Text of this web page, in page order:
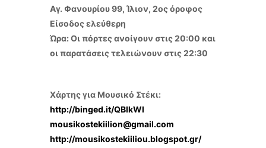
Αγ. Φανουρίου 99, Ίλιον, 2ος όροφος
Είσοδος ελεύθερη
Ώρα: Οι πόρτες ανοίγουν στις 20:00 και
οι παρατάσεις τελειώνουν στις 22:30
Χάρτης για Μουσικό Στέκι:
http://binged.it/QBlkWl
mousikostekiilion@gmail.com
http://mousikostekiiliou.blogspot.gr/